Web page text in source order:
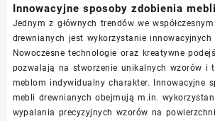
Innowacyjne sposoby zdobienia
Jednym z głównych trendów we
drewnianych jest wykorzystanie innowacyjnych
Nowoczesne technologie oraz kreatywne
pozwalają na stworzenie unikalnych wzorów i
meblom indywidualny charakter. Innowacyjne
mebli drewnianych obejmują m.in.
wypalania precyzyjnych wzorów na